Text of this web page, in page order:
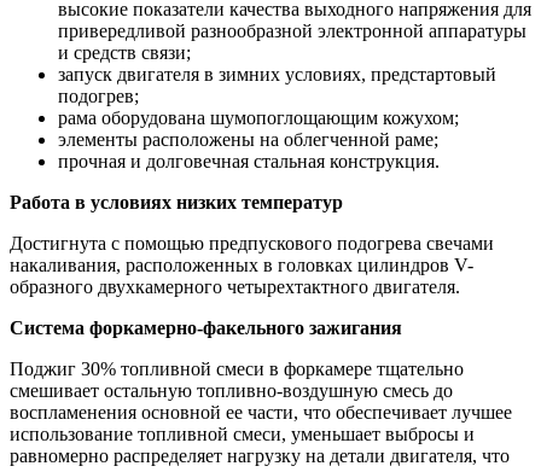
высокие показатели качества выходного напряжения для
привередливой разнообразной электронной аппаратуры
и средств связи;
запуск двигателя в зимних условиях, предстартовый
подогрев;
рама оборудована шумопоглощающим кожухом;
элементы расположены на облегченной раме;
прочная и долговечная стальная конструкция.
Работа в условиях низких температур
Достигнута с помощью предпускового подогрева свечами
накаливания, расположенных в головках цилиндров V-
образного двухкамерного четырехтактного двигателя.
Система форкамерно-факельного зажигания
Поджиг 30% топливной смеси в форкамере тщательно
смешивает остальную топливно-воздушную смесь до
воспламенения основной ее части, что обеспечивает лучшее
использование топливной смеси, уменьшает выбросы и
равномерно распределяет нагрузку на детали двигателя, что